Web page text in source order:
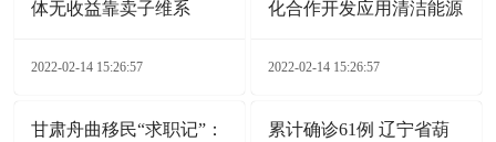
体无收益靠卖子维系
2022-02-14 15:26:57
化合作开发应用清洁能源
2022-02-14 15:26:57
甘肃舟曲移民“求职记”：
累计确诊61例 辽宁省葫